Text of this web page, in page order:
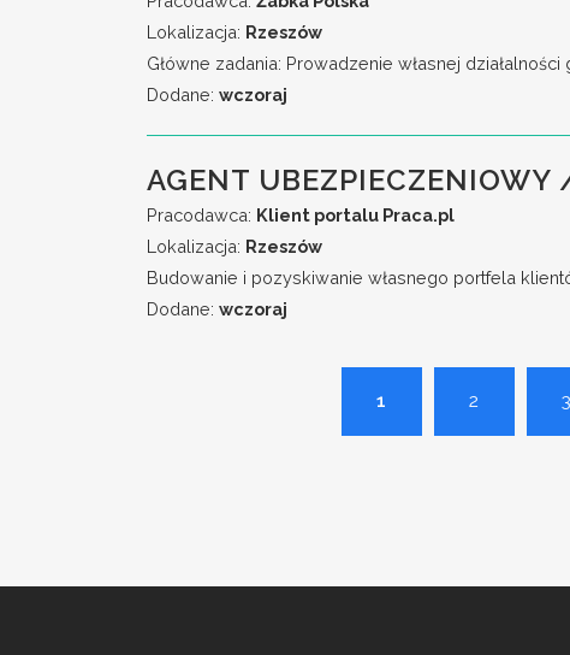
Lokalizacja: Rzeszów
Główne zadania: Prowadzenie własnej
Dodane: wczoraj
AGENT
Pracodawca: Klient portalu Praca.pl
Lokalizacja: Rzeszów
Budowanie i pozyskiwanie własnego portfela
Dodane: wczoraj
1 2 3